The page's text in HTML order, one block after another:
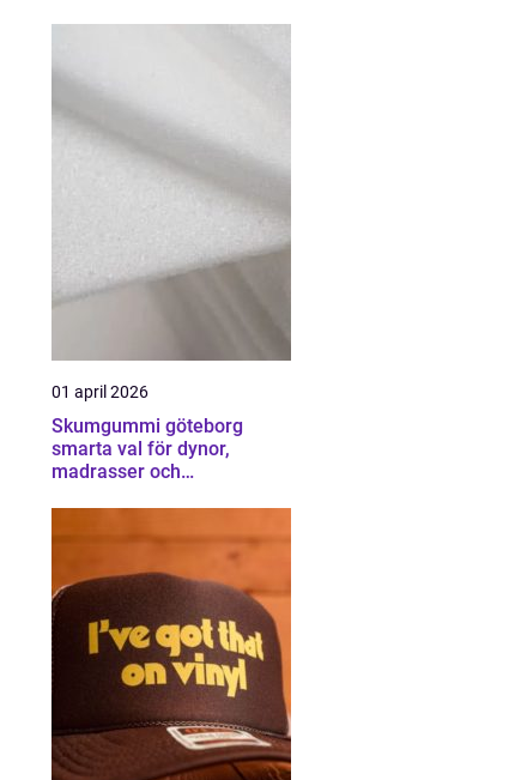
01 april 2026
Skumgummi göteborg
smarta val för dynor,
madrasser och